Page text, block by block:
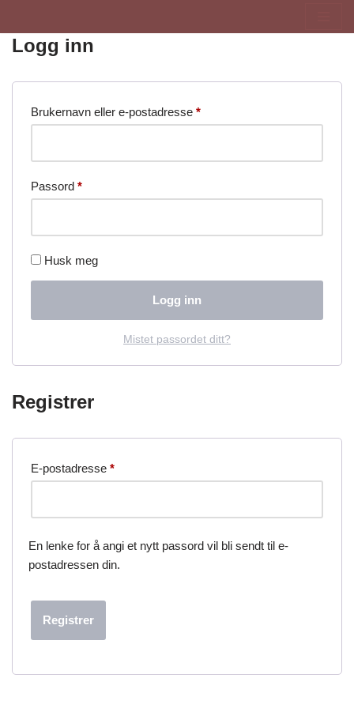
Hopp
innholdet
Logg inn
Brukernavn eller e-postadresse *
Passord *
Husk meg
Logg inn
Mistet passordet ditt?
Registrer
E-postadresse *
En lenke for å angi et nytt passord vil bli sendt til e-
postadressen din.
Registrer